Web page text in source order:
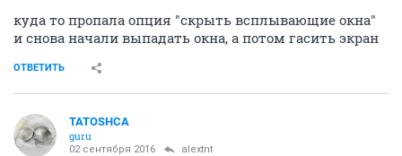
куда то пропала опция "cкрыть всплывающие окна"
и снова начали выпадать окна, а потом гасить экран
ОТВЕТИТЬ
TATOSHCA
guru
02 сентября 2016 alextnt